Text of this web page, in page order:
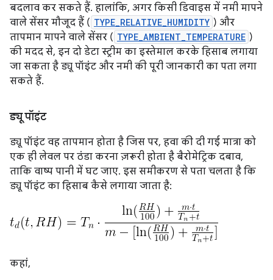
बदलाव कर सकते हैं. हालांकि, अगर किसी डिवाइस में नमी मापने
वाले सेंसर मौजूद हैं ( TYPE_RELATIVE_HUMIDITY ) और
तापमान मापने वाले सेंसर ( TYPE_AMBIENT_TEMPERATURE )
की मदद से, इन दो डेटा स्ट्रीम का इस्तेमाल करके हिसाब लगाया
जा सकता है ड्यू पॉइंट और नमी की पूरी जानकारी का पता लगा
सकते हैं.
ड्यू पॉइंट
ड्यू पॉइंट वह तापमान होता है जिस पर, हवा की दी गई मात्रा को
एक ही लेवल पर ठंडा करना ज़रूरी होता है बैरोमेट्रिक दबाव,
ताकि वाष्प पानी में घट जाए. इस समीकरण से पता चलता है कि
ड्यू पॉइंट का हिसाब कैसे लगाया जाता है:
कहां,